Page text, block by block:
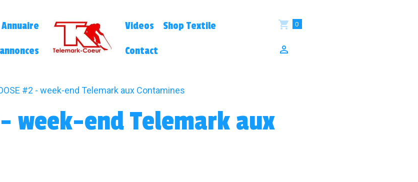
Annuaire Videos Shop Textile
Contact
0
#2 - week-end Telemark aux Contamines
- week-end Telemark aux